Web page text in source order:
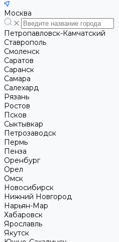
Москва
Петропавловск-Камчатский
Ставрополь
Смоленск
Саратов
Саранск
Самара
Салехард
Рязань
Ростов
Псков
Сыктывкар
Петрозаводск
Пермь
Пенза
Оренбург
Орел
Омск
Новосибирск
Нижний Новгород
Нарьян-Мар
Хабаровск
Ярославль
Якутск